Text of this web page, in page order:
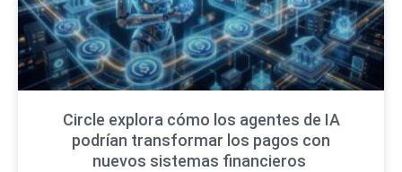
Circle explora cómo los agentes de IA
podrían transformar los pagos con
nuevos sistemas financieros